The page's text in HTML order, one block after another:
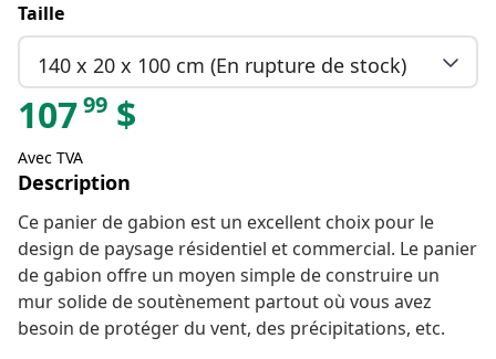
Taille
140 x 20 x 100 cm (En rupture de stock)
10799 $
Avec TVA
Description
Ce panier de gabion est un excellent choix pour le
design de paysage résidentiel et commercial. Le panier
de gabion offre un moyen simple de construire un
mur solide de soutènement partout où vous avez
besoin de protéger du vent, des précipitations, etc.